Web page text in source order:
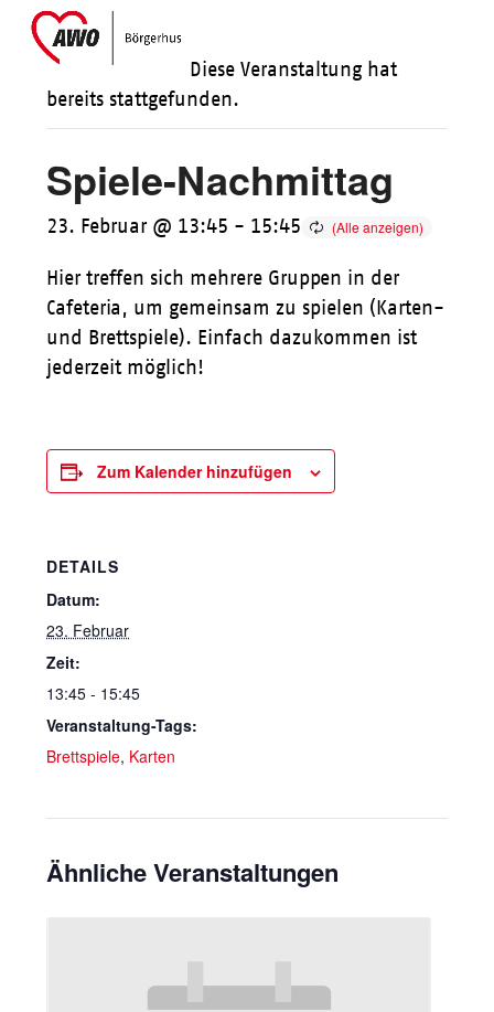
SkipOpen
mobile
Close
mobile
Diese Veranstaltung hat
bereits stattgefunden.
Spiele-Nachmittag
23. Februar @ 13:45 - 15:45
Hier treffen sich mehrere Gruppen in der
Cafeteria, um gemeinsam zu spielen (Karten-
und Brettspiele). Einfach dazukommen ist
jederzeit möglich!
Zum Kalender hinzufügen
DETAILS
Datum:
23. Februar
Zeit:
13:45 - 15:45
Veranstaltung-Tags:
Brettspiele, Karten
Ähnliche Veranstaltungen